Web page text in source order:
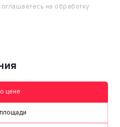
на обработку
цене